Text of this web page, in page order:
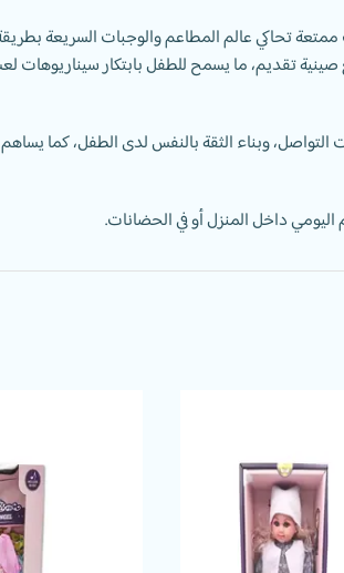
تحاكي عالم المطاعم والوجبات السريعة
تقديم، ما يسمح للطفل بابتكار سيناريوهات
التواصل، وبناء الثقة بالنفس لدى الطفل، كما
داخل المنزل أو في الحضانات.